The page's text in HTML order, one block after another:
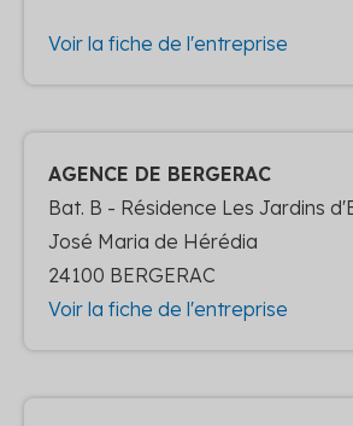
Voir la fiche de l'entreprise
AGENCE DE BERGERAC
Bat. B - Résidence Les Jardins
José Maria de Hérédia
24100 BERGERAC
Voir la fiche de l'entreprise